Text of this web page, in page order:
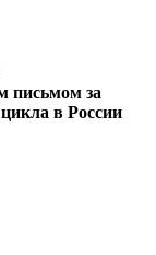
письмом за
в России